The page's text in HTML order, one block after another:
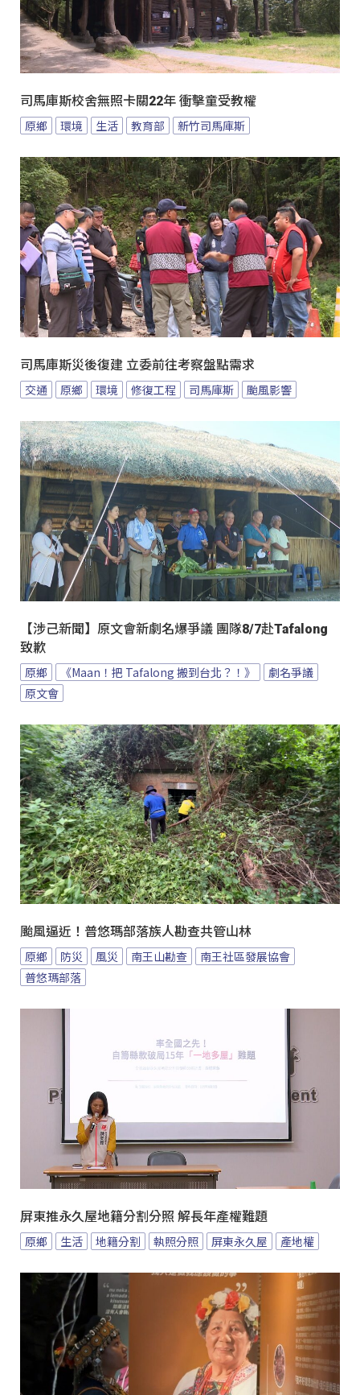
司馬庫斯校舍無照卡關22年 衝擊童受教權
原鄉 環境 生活 教育部 新竹司馬庫斯
司馬庫斯災後復建 立委前往考察盤點需求
交通 原鄉 環境 修復工程 司馬庫斯 颱風影響
【涉己新聞】原文會新劇名爆爭議 團隊8/7赴Tafalong
致歉
原鄉 《Maan！把 Tafalong 搬到台北？！》
劇名爭議
原文會
颱風逼近！普悠瑪部落族人勘查共管山林
原鄉 防災 風災 南王山勘查
南王社區發展協會
普悠瑪部落
屏東推永久屋地籍分割分照 解長年產權難題
原鄉 生活 地籍分割 執照分照 屏東永久屋 產地權